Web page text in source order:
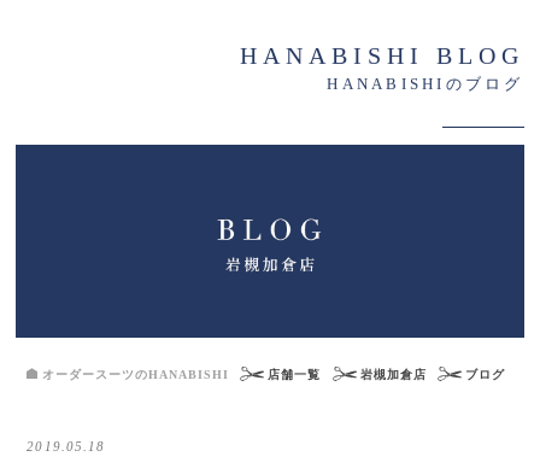
HANABISHI BLOG
HANABISHIのブログ
オーダースーツのHANABISHI 店舗一覧 岩槻加倉店 ブログ
2019.05.18